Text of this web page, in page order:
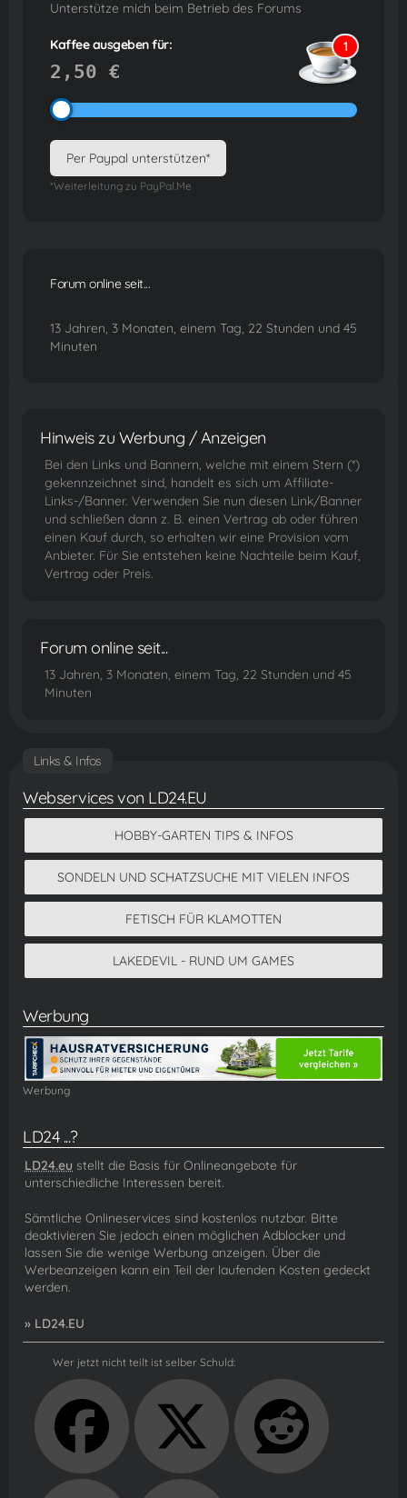
Unterstütze mich beim Betrieb des Forums
Kaffee ausgeben für:
2,50 €
1
Per Paypal unterstützen*
*Weiterleitung zu PayPal.Me
Forum online seit...
13 Jahren, 3 Monaten, einem Tag, 22 Stunden und 45
Minuten
Hinweis zu Werbung / Anzeigen
Bei den Links und Bannern, welche mit einem Stern (*)
gekennzeichnet sind, handelt es sich um Affiliate-
Links-/Banner. Verwenden Sie nun diesen Link/Banner
und schließen dann z. B. einen Vertrag ab oder führen
einen Kauf durch, so erhalten wir eine Provision vom
Anbieter. Für Sie entstehen keine Nachteile beim Kauf,
Vertrag oder Preis.
Forum online seit...
13 Jahren, 3 Monaten, einem Tag, 22 Stunden und 45
Minuten
Links & Infos
Webservices von LD24.EU
HOBBY-GARTEN TIPS & INFOS
SONDELN UND SCHATZSUCHE MIT VIELEN INFOS
FETISCH FÜR KLAMOTTEN
LAKEDEVIL - RUND UM GAMES
Werbung
Werbung
LD24 ...?
LD24.eu stellt die Basis für Onlineangebote für
unterschiedliche Interessen bereit.
Sämtliche Onlineservices sind kostenlos nutzbar. Bitte
deaktivieren Sie jedoch einen möglichen Adblocker und
lassen Sie die wenige Werbung anzeigen. Über die
Werbeanzeigen kann ein Teil der laufenden Kosten gedeckt
werden.
» LD24.EU
Wer jetzt nicht teilt ist selber Schuld: